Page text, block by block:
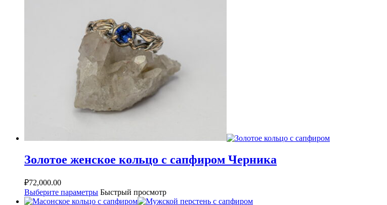
Золотое женское кольцо с сапфиром Черника
₽72,000.00
Выберите параметры Быстрый просмотр